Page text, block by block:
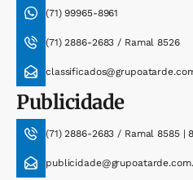
(71) 99965-8961
(71) 2886-2683 / Ramal 8526
Publicidade
(71) 2886-2683 / Ramal 8585 |